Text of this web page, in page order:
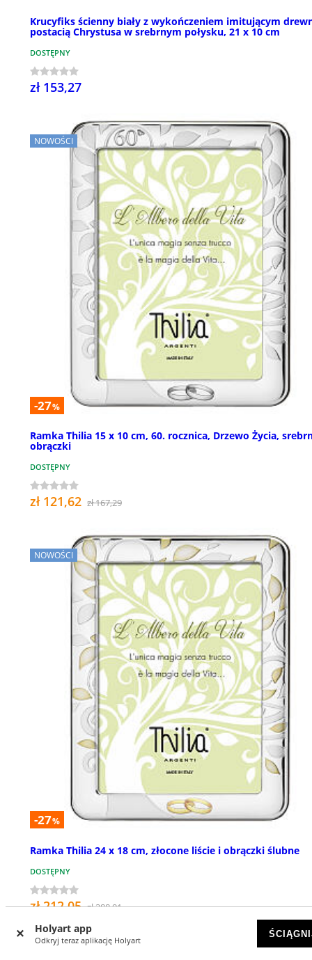
Holyart app
Odkryj teraz aplikację Holyart
Krucyfiks ścienny biały z wykończeniem imitującym
postacią Chrystusa w srebrnym połysku, 21 x 10 cm
DOSTĘPNY
zł 153,27
NOWOŚCI
-27%
Ramka Thilia 15 x 10 cm, 60. rocznica, Drzewo Życia,
obrączki
DOSTĘPNY
zł 121,62 zł 167,29
NOWOŚCI
-27%
Ramka Thilia 24 x 18 cm, złocone liście i obrączki ślubne
DOSTĘPNY
zł 212,05 zł 288,91